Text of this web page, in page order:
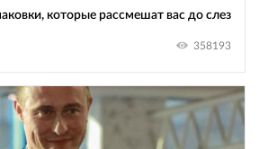
которые рассмешат вас до слез
358193